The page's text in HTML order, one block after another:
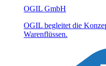
OGIL GmbH
OGIL begleitet die
Warenflüssen.